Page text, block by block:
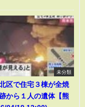
未分類
区で住宅３棟が全焼
から１人の遺体【熊